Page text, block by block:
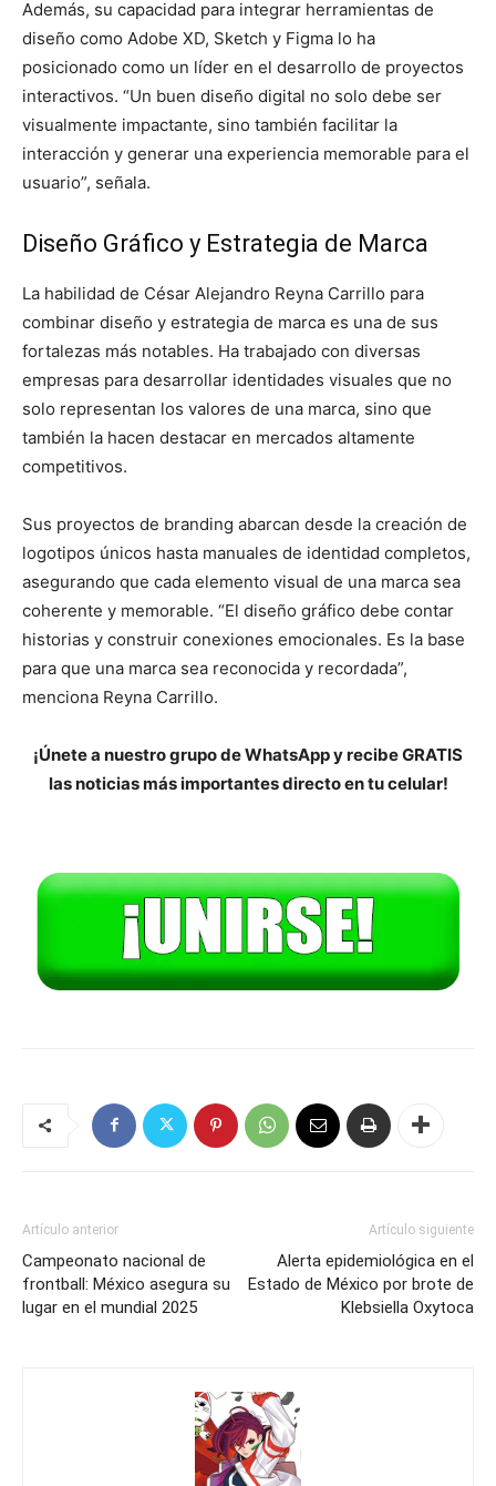
Además, su capacidad para integrar herramientas de
diseño como Adobe XD, Sketch y Figma lo ha
posicionado como un líder en el desarrollo de proyectos
interactivos. “Un buen diseño digital no solo debe ser
visualmente impactante, sino también facilitar la
interacción y generar una experiencia memorable para el
usuario”, señala.
Diseño Gráfico y Estrategia de Marca
La habilidad de César Alejandro Reyna Carrillo para
combinar diseño y estrategia de marca es una de sus
fortalezas más notables. Ha trabajado con diversas
empresas para desarrollar identidades visuales que no
solo representan los valores de una marca, sino que
también la hacen destacar en mercados altamente
competitivos.
Sus proyectos de branding abarcan desde la creación de
logotipos únicos hasta manuales de identidad completos,
asegurando que cada elemento visual de una marca sea
coherente y memorable. “El diseño gráfico debe contar
historias y construir conexiones emocionales. Es la base
para que una marca sea reconocida y recordada”,
menciona Reyna Carrillo.
¡Únete a nuestro grupo de WhatsApp y recibe GRATIS
las noticias más importantes directo en tu celular!
Artículo anterior
Campeonato nacional de
frontball: México asegura su
lugar en el mundial 2025
Artículo siguiente
Alerta epidemiológica en el
Estado de México por brote de
Klebsiella Oxytoca